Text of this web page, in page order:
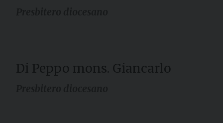
Di Peppo mons. Giancarlo